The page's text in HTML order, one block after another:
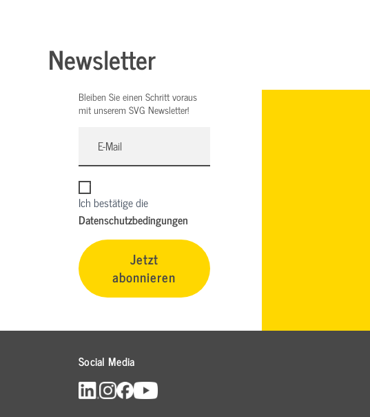
Newsletter
Bleiben Sie einen Schritt voraus
mit unserem SVG Newsletter!
Ich bestätige die
Datenschutzbedingungen
Jetzt
abonnieren
Social Media